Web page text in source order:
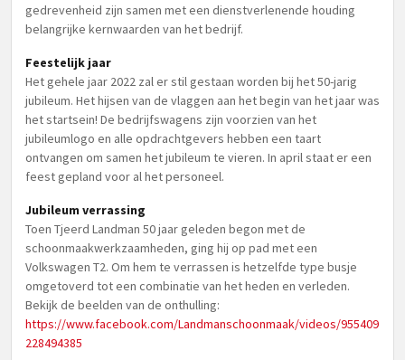
gedrevenheid zijn samen met een dienstverlenende houding
belangrijke kernwaarden van het bedrijf.
Feestelijk jaar
Het gehele jaar 2022 zal er stil gestaan worden bij het 50-jarig
jubileum. Het hijsen van de vlaggen aan het begin van het jaar was
het startsein! De bedrijfswagens zijn voorzien van het
jubileumlogo en alle opdrachtgevers hebben een taart
ontvangen om samen het jubileum te vieren. In april staat er een
feest gepland voor al het personeel.
Jubileum verrassing
Toen Tjeerd Landman 50 jaar geleden begon met de
schoonmaakwerkzaamheden, ging hij op pad met een
Volkswagen T2. Om hem te verrassen is hetzelfde type busje
omgetoverd tot een combinatie van het heden en verleden.
Bekijk de beelden van de onthulling:
https://www.facebook.com/Landmanschoonmaak/videos/955409
228494385